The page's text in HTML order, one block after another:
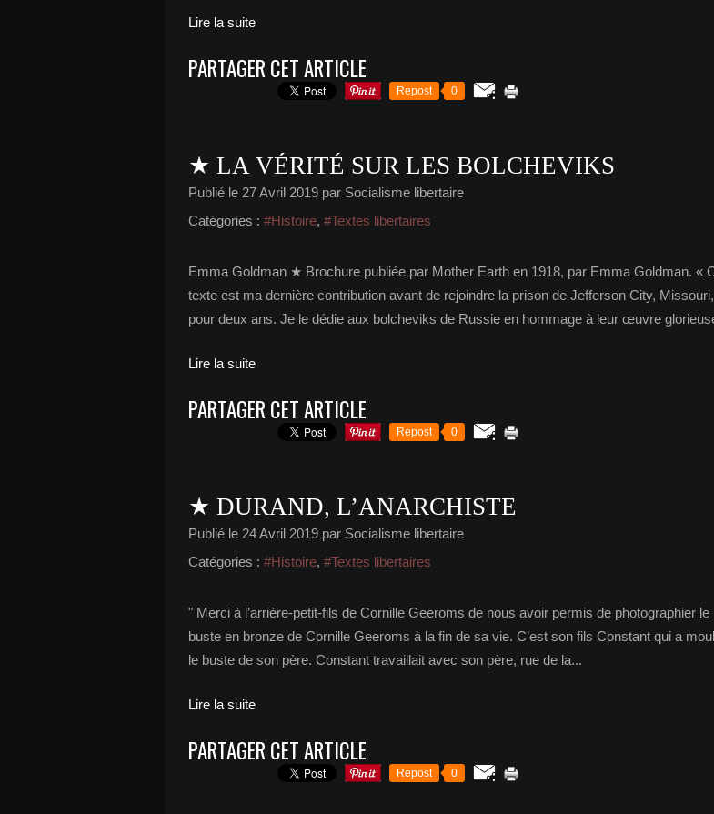
Lire la suite
PARTAGER CET ARTICLE
Repost 0
★ LA VÉRITÉ SUR LES BOLCHEVIKS
Publié le 27 Avril 2019 par Socialisme libertaire
Catégories : #Histoire, #Textes libertaires
Emma Goldman ★ Brochure publiée par Mother Earth en 1918, par Emma Goldman. «
texte est ma dernière contribution avant de rejoindre la prison de Jefferson City, Missouri,
pour deux ans. Je le dédie aux bolcheviks de Russie en hommage à leur œuvre
Lire la suite
PARTAGER CET ARTICLE
Repost 0
★ DURAND, L’ANARCHISTE
Publié le 24 Avril 2019 par Socialisme libertaire
Catégories : #Histoire, #Textes libertaires
" Merci à l’arrière-petit-fils de Cornille Geeroms de nous avoir permis de photographier le
buste en bronze de Cornille Geeroms à la fin de sa vie. C’est son fils Constant qui a
le buste de son père. Constant travaillait avec son père, rue de la...
Lire la suite
PARTAGER CET ARTICLE
Repost 0